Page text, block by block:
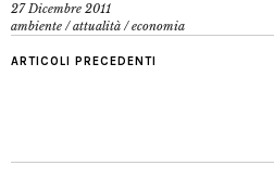
27 Dicembre 2011
ambiente /attualità /economia
ARTICOLI PRECEDENTI